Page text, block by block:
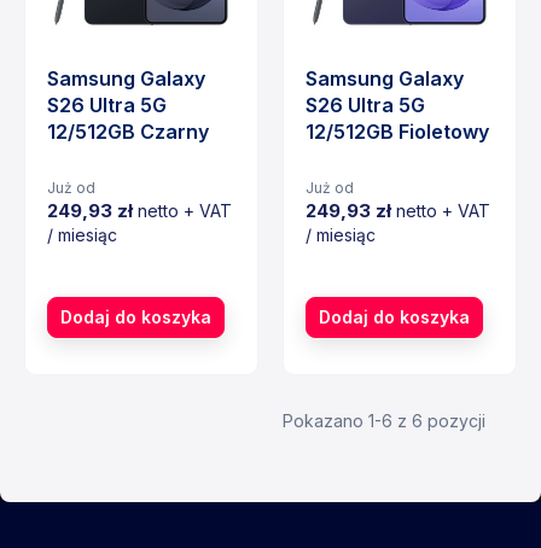
Samsung Galaxy
S26 Ultra 5G
12/512GB Czarny
Już od
249,93 złnetto + VAT
/ miesiąc
Dodaj do koszyka
Samsung Galaxy
S26 Ultra 5G
12/512GB Fioletowy
Już od
249,93 złnetto + VAT
/ miesiąc
Dodaj do koszyka
Pokazano 1-6 z 6 pozycji